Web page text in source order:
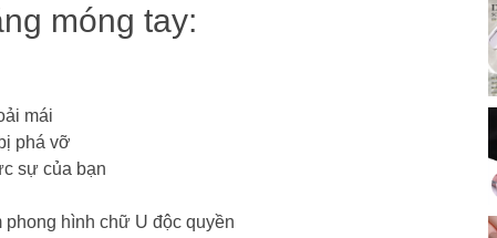
móng tay:
mái
phá vỡ
sự của bạn
hình chữ U độc quyền